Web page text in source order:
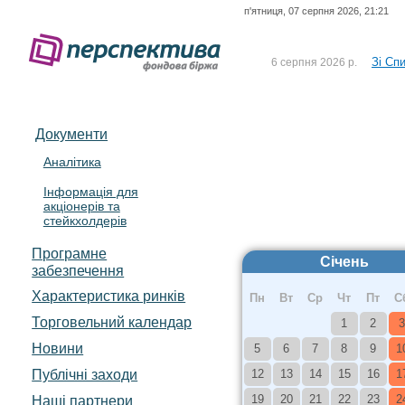
п'ятниця, 07 серпня 2026, 21:21
6 серпня 2026 р. Зі
Документи
Аналітика
Інформація для
акціонерів та
стейкхолдерів
Програмне
забезпечення
Характеристика pинків
Торговельний календар
Новини
Публічні заходи
Наші партнери
Січень
Пн Вт Ср Чт Пт
1
2
3
5
6 7 8 9
12
13 14 15 16
19
20 21 22 23